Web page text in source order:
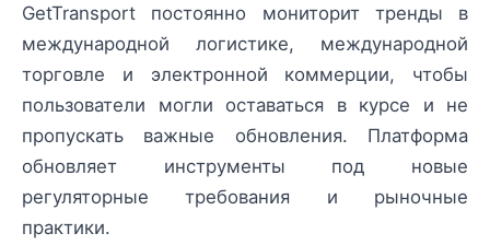
GetTransport постоянно мониторит тренды в
международной логистике, международной
торговле и электронной коммерции, чтобы
пользователи могли оставаться в курсе и не
пропускать важные обновления. Платформа
обновляет инструменты под новые
регуляторные требования и рыночные
практики.